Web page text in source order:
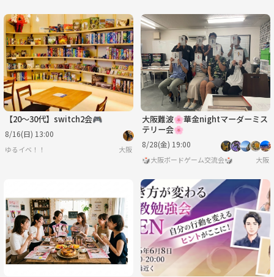
【20〜30代】switch2会🎮
8/16(日) 13:00
ゆるイベ！！ 大阪
大阪難波🌸華金nightマーダーミス
テリー会🌸
8/28(金) 19:00
🎲大阪ボードゲーム交流会🎲 大阪